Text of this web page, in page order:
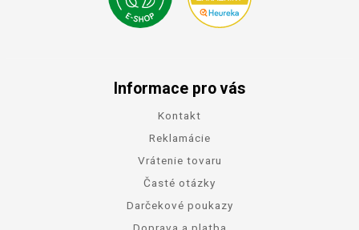
Informace pro vás
Kontakt
Reklamácie
Vrátenie tovaru
Časté otázky
Darčekové poukazy
Doprava a platba